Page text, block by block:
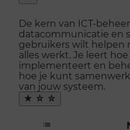
Snel
naar
menu
openen
De kern van ICT-
datacommunicatie en
gebruikers wilt helpen
alles werkt. Je leert
implementeert en
hoe je kunt
van jouw systeem.
Maak
favoriet